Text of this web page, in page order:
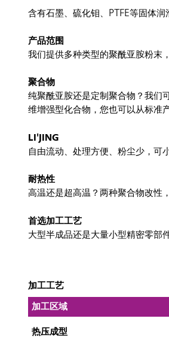
含有石墨、硫化钼、PTFE等固体
产品范围
我们提供多种类型的聚酰亚胺粉末
聚合物
纯聚酰亚胺还是定制聚合物？我们
维增强型化合物，您也可以从标准
LI'JING
自由流动、处理方便、粉尘少，可
耐热性
高温还是超高温？两种聚合物改性
首选加工工艺
大型半成品还是大量小型精密零部
加工工艺
加工区域
热压成型